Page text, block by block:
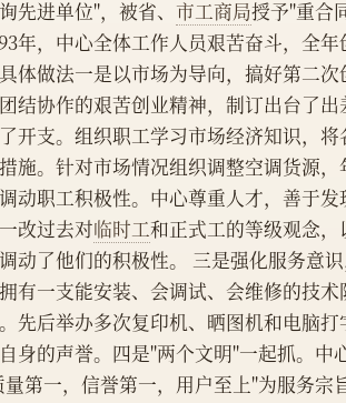
先进单位"，被省、 市工商局授予"重合
体做法一是以市场为导向，搞好第二
结协作的艰苦创业精神，制订出台了
开支。组织职工学习市场经济知识，
施。针对市场情况组织调整空调货源
动职工积极性。中心尊重人才，善于
改过去对临时工和正式工的等级观念
动了他们的积极性。 三是强化服务意
有一支能安装、会调试、会维修的技
先后举办多次复印机、晒图机和电脑
身的声誉。四是"两个文明"一起抓。中
量第一，信誉第一，用户至上"为服务